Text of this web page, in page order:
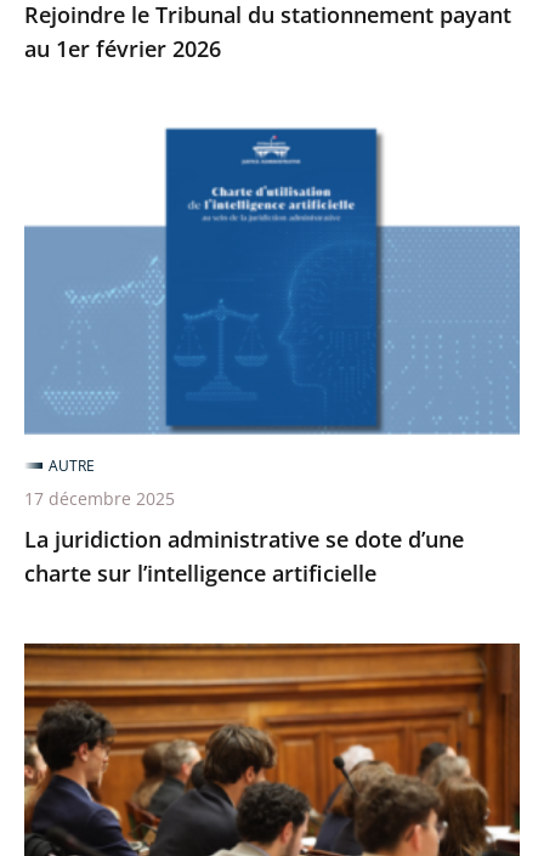
Rejoindre le Tribunal du stationnement payant
au 1er février 2026
se
d’une
l’intelligence
artificielle
La juridiction administrative se dote d’une
charte sur l’intelligence artificielle
AUTRE
17 décembre 2025
Votre
université
souhaite
réaliser
un
projet